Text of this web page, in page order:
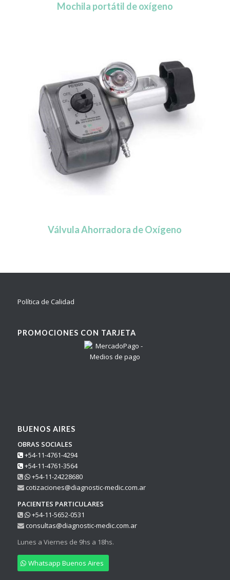
Mochila portátil de oxígeno
Válvula Ahorradora de Oxígeno
Política de Calidad
PROMOCIONES CON TARJETA
BUENOS AIRES
OBRAS SOCIALES
+54-11-4761-4294
+54-11-4761-3564
+54-11-24228680
cotizaciones@diagnostic-medic.com.ar
PACIENTES PARTICULARES
+54-11-5652-0531
consultas@diagnostic-medic.com.ar
Lunes a Viernes de 9hs a 18hs.
Whatsapp Buenos Aires